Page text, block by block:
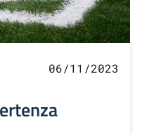
06/11/2023